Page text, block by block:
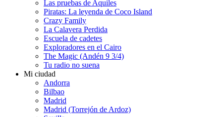
Las pruebas de Aquiles
Piratas: La leyenda de Coco Island
Crazy Family
La Calavera Perdida
Escuela de cadetes
Exploradores en el Cairo
The Magic (Andén 9 3/4)
Tu radio no suena
Mi ciudad
Andorra
Bilbao
Madrid
Madrid (Torrejón de Ardoz)